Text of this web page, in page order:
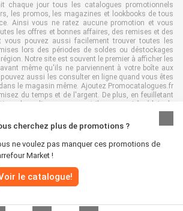
cherchez plus de promotions ?
ne voulez pas manquer ces promotions de
Market !
le catalogue!
chaque jour tous les catalogues promotionnels
les promos, les magazines et lookbooks de tous
Ainsi vous ne ratez aucune promotion et vous
les offres et bonnes affaires, des remises et des
vous pouvez aussi facilement trouver toutes les
lors des périodes de soldes ou déstockages
Notre site est souvent le premier à afficher les
même qu'ils ne parviennent à votre boîte aux
pouvez aussi les consulter en ligne quand vous êtes
le magasin même. Ajoutez Promocatalogues.fr
du temps et de l'argent. De plus, en feuilletant
en ligne, vous contribuez aussi à réduire le
qui est très avantageux pour l’environnement.
copie : Promocatalogues.fr 2026 |
générales Politique de confidentialité